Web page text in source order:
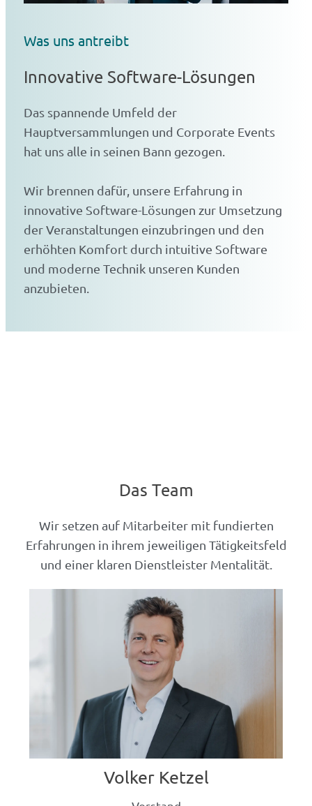
Was uns antreibt
Innovative Software-Lösungen
Das spannende Umfeld der
Hauptversammlungen und Corporate Events
hat uns alle in seinen Bann gezogen.
Wir brennen dafür, unsere Erfahrung in
innovative Software-Lösungen zur Umsetzung
der Veranstaltungen einzubringen und den
erhöhten Komfort durch intuitive Software
und moderne Technik unseren Kunden
anzubieten.
Das Team
Wir setzen auf Mitarbeiter mit fundierten
Erfahrungen in ihrem jeweiligen Tätigkeitsfeld
und einer klaren Dienstleister Mentalität.
Volker Ketzel